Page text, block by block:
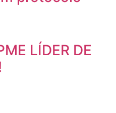
LÍDER DE